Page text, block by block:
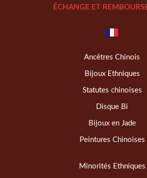
ÉCHANGE ET
Ancêtres Chinois
Bijoux Ethniques
Statutes chinoises
Disque Bi
Bijoux en Jade
Peintures Chinoises
Minorités Ethniques